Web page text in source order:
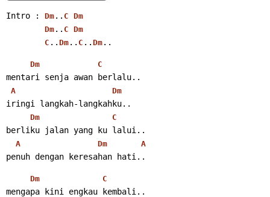
Intro : Dm .. C Dm
Dm .. C Dm
C .. Dm .. C .. Dm ..
Dm C
mentari senja awan berlalu..
A Dm
iringi langkah-langkahku..
Dm C
berliku jalan yang ku lalui..
A Dm A
penuh dengan keresahan hati..
Dm C
mengapa kini engkau kembali..